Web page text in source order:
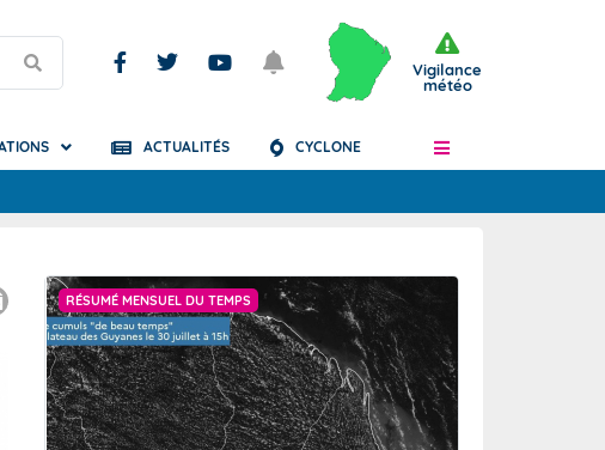
Articles
Vigilance
météo
ACTUALITÉS CYCLONE
RÉSUMÉ MENSUEL DU TEMPS